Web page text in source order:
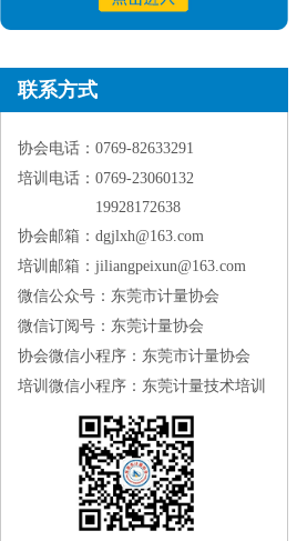
联系方式
协会电话：0769-82633291
培训电话：0769-23060132
19928172638
协会邮箱：dgjlxh@163.com
培训邮箱：jiliangpeixun@163.com
微信公众号：东莞市计量协会
微信订阅号：东莞计量协会
协会微信小程序：东莞市计量协会
培训微信小程序：东莞计量技术培训